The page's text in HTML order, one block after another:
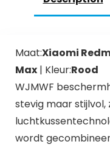
Maat:Xiaomi
Max| Kleur:Rood
WJMWF
stevig maar
wordt